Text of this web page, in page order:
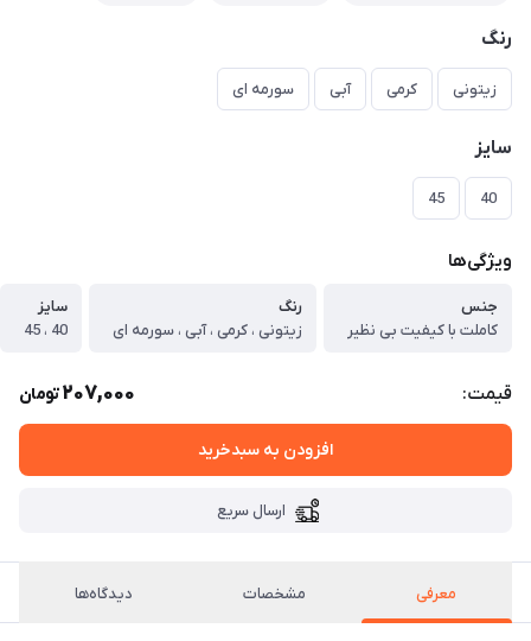
رنگ
زیتونی کرمی آبی سورمه ای
سایز
40
45
ویژگی‌ها
جنس
کاملت با کیفیت بی نظیر
رنگ
زیتونی ، کرمی ، آبی ، سورمه ای
سایز
40 ، 45
قیمت: 207,000تومان
افزودن به سبدخرید
ارسال سریع
معرفی مشخصات دیدگاه‌ها